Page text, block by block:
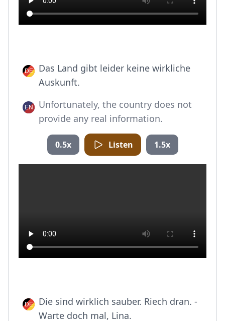
Das Land gibt leider keine wirkliche
Auskunft.
Unfortunately, the country does not
provide any real information.
0.5x Listen 1.5x
Die sind wirklich sauber. Riech dran. -
Warte doch mal, Lina.